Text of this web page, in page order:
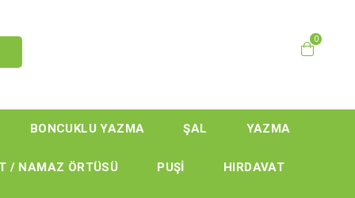
0
BONCUKLU YAZMA ŞAL YAZMA
/ NAMAZ ÖRTÜSÜ PUŞİ HIRDAVAT